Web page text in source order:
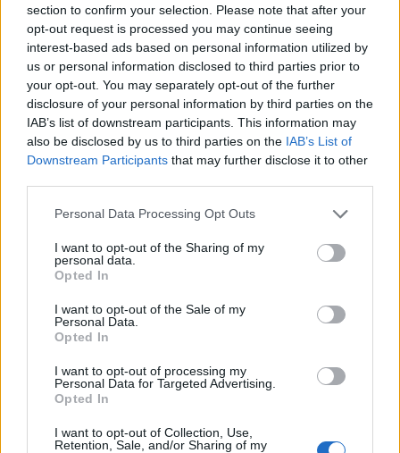
section to confirm your selection. Please note that after your
opt-out request is processed you may continue seeing
interest-based ads based on personal information utilized by
us or personal information disclosed to third parties prior to
your opt-out. You may separately opt-out of the further
disclosure of your personal information by third parties on the
IAB’s list of downstream participants. This information may
also be disclosed by us to third parties on the IAB’s List of
Downstream Participants that may further disclose it to other
Personal Data Processing Opt Outs
I want to opt-out of the Sharing of my
personal data.
Opted In
I want to opt-out of the Sale of my
Personal Data.
Opted In
I want to opt-out of processing my
Personal Data for Targeted Advertising.
Opted In
I want to opt-out of Collection, Use,
Retention, Sale, and/or Sharing of my
6 - 15
Squalificato 0 - 0%
Infortunato 0 - 0
Inutilizzato 11 - 28%
Scarica riepilogo
stagionale
Giornata Entrato Bonus/Malus
GEN 1-2 NAP
CAG 2-3 GEN